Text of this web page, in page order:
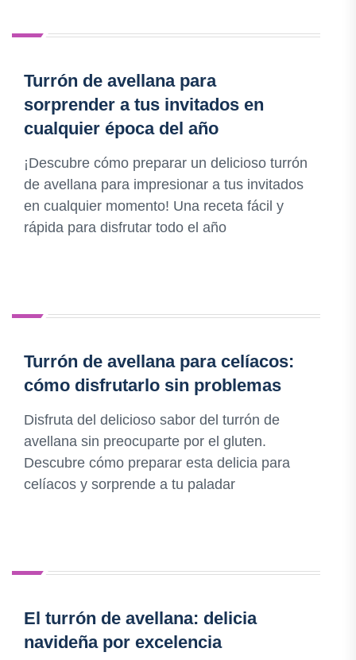
Turrón de avellana para
sorprender a tus invitados en
cualquier época del año
¡Descubre cómo preparar un delicioso turrón
de avellana para impresionar a tus invitados
en cualquier momento! Una receta fácil y
rápida para disfrutar todo el año
Turrón de avellana para celíacos:
cómo disfrutarlo sin problemas
Disfruta del delicioso sabor del turrón de
avellana sin preocuparte por el gluten.
Descubre cómo preparar esta delicia para
celíacos y sorprende a tu paladar
El turrón de avellana: delicia
navideña por excelencia